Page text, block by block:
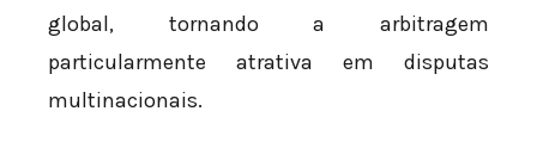
global, tornando a arbitragem
particularmente atrativa em disputas
multinacionais.